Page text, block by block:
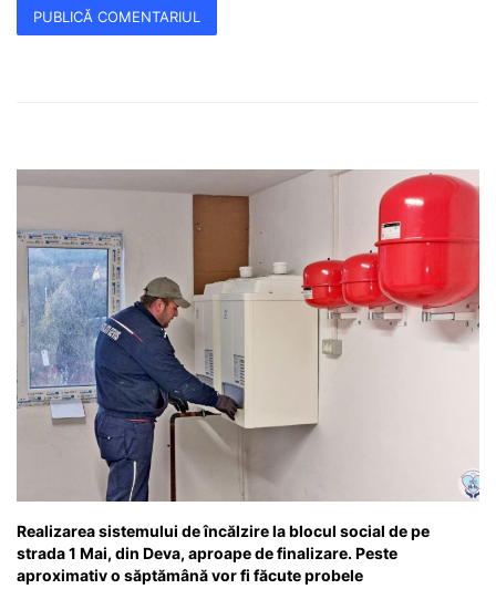
Realizarea sistemului de încălzire la blocul social de pe
strada 1 Mai, din Deva, aproape de finalizare. Peste
aproximativ o săptămână vor fi făcute probele